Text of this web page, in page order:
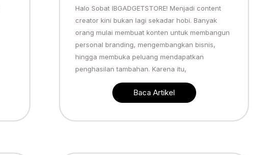
Halo Sobat IBGADGETSTORE! Menjadi content
creator kini bukan lagi sekadar hobi. Banyak
orang mulai membuat konten untuk membangun
personal branding, mengembangkan bisnis,
hingga membuka peluang mendapatkan
penghasilan tambahan. Karena itu,
Baca Artikel